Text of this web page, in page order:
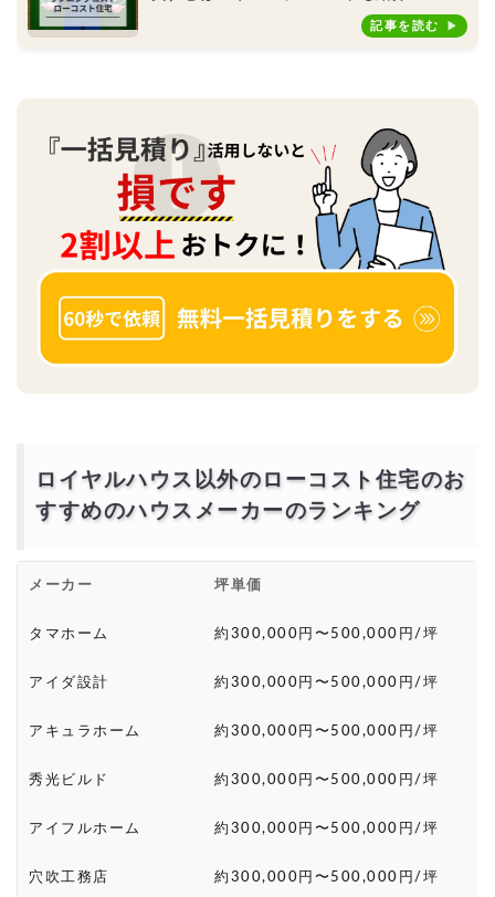
記事を読む
ロイヤルハウス以外のローコスト住宅のお
すすめのハウスメーカーのランキング
メーカー 坪単価
タマホーム 約300,000円〜500,000円/坪
アイダ設計 約300,000円〜500,000円/坪
アキュラホーム 約300,000円〜500,000円/坪
秀光ビルド 約300,000円〜500,000円/坪
アイフルホーム 約300,000円〜500,000円/坪
穴吹工務店 約300,000円〜500,000円/坪